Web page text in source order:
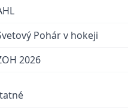
Pohár v hokeji
2026
vítali na štadióne
Cháru! Na